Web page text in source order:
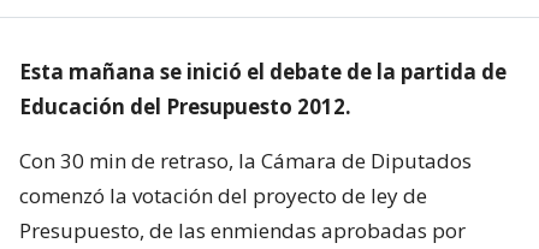
Esta mañana se inició el debate de la partida de
Educación del Presupuesto 2012.
Con 30 min de retraso, la Cámara de Diputados
comenzó la votación del proyecto de ley de
Presupuesto, de las enmiendas aprobadas por